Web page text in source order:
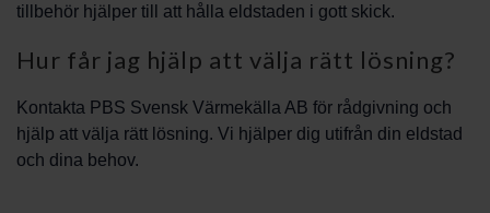
tillbehör hjälper till att hålla eldstaden i gott skick.
Hur får jag hjälp att välja rätt lösning?
Kontakta PBS Svensk Värmekälla AB för rådgivning och
hjälp att välja rätt lösning. Vi hjälper dig utifrån din eldstad
och dina behov.